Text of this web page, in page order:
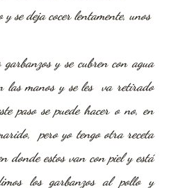
y se deja cocer lentamente, unos
garbanzos y se cubren con agua
las manos y se les va retirado
paso se puede hacer o no, en
pero yo tengo otra receta
donde estos van con piel y está
los garbanzos al pollo y